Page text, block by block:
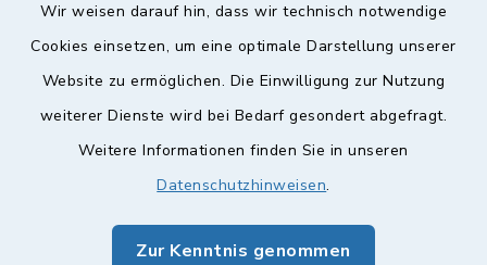
Wir weisen darauf hin, dass wir technisch notwendige
Cookies einsetzen, um eine optimale Darstellung unserer
Website zu ermöglichen. Die Einwilligung zur Nutzung
weiterer Dienste wird bei Bedarf gesondert abgefragt.
Weitere Informationen finden Sie in unseren
Datenschutzhinweisen.
Zur Kenntnis genommen
Barrierefreiheit